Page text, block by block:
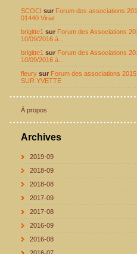
SCOCI sur Forum des associations
01440 Viriat
brigitte1 sur Forum des Associations
10/09/2016 à...
brigitte1 sur Forum des Associations
10/09/2016 à...
fleury sur Forum des associations
SUR YVETTE
À propos
Archives
2019-09
2018-09
2018-08
2017-09
2017-08
2016-09
2016-08